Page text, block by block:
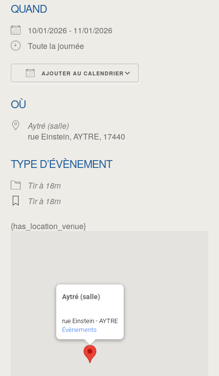
QUAND
10/01/2026 - 11/01/2026
Toute la journée
AJOUTER AU CALENDRIER
OÙ
Aytré (salle)
rue Einstein, AYTRE, 17440
TYPE D’ÉVÈNEMENT
Tir à 18m
Tir à 18m
{has_location_venue}
Aytré (salle)
rue Einstein - AYTRE
Évènements